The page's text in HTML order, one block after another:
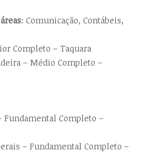
: Comunicação, Contábeis,
Completo – Taquara
– Médio Completo –
Fundamental Completo –
– Fundamental Completo –